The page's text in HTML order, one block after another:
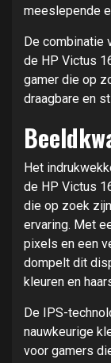
meeslepende
De combinatie
de HP Victus
gamer die op
draagbare en
Het
de HP Victus
die op zoek
ervaring. Met
pixels en een
dompelt dit
kleuren en
De IPS-
nauwkeurige
voor gamers